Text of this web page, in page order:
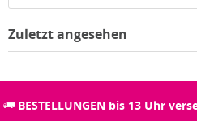
Zuletzt angesehen
BESTELLUNGEN bis 13 Uhr